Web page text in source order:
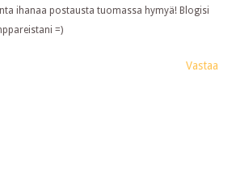
ihanaa postausta tuomassa hymyä! Blogisi
=)
Vastaa